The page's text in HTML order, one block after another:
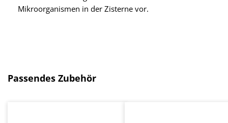
Mikroorganismen in der Zisterne vor.
Produktgalerie überspringen
Passendes Zubehör